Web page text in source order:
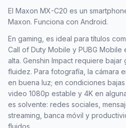
El Maxon MX-C20 es un
Maxon. Funciona con Android.
En gaming, es ideal para títulos
Call of Duty Mobile y PUBG
alta. Genshin Impact requiere
fluidez. Para fotografía, la cámara
en buena luz; en condiciones
video 1080p estable y 4K en
es solvente: redes sociales,
streaming, banca móvil y
fluidos.